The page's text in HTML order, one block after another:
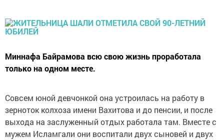
Миннафа Байрамова всю свою жизнь проработала
только на одном месте.
Совсем юной девчонкой она устроилась на работу в
зерноток колхоза имени Вахитова и до пенсии, и после
выхода на заслуженный отдых работала там. Вместе с
мужем Исламгали они воспитали двух сыновей и двух